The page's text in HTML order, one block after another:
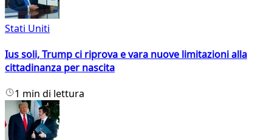
Stati Uniti
Ius soli, Trump ci riprova e vara nuove limitazioni alla
cittadinanza per nascita
1 min di lettura